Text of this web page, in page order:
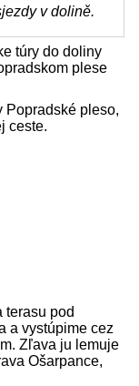
v dolině.
túry do doliny
plese
Popradské pleso,
ceste.
terasu pod
a vystúpime cez
Zľava ju lemuje
Ošarpance,